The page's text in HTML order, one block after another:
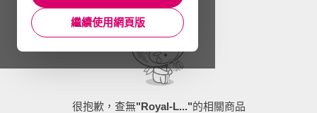
很抱歉，查無"Royal-L..."的相關商品
繼續使用網頁版